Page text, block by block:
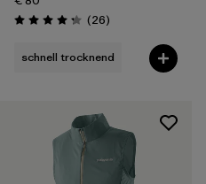
Bewertung: 4.2 / 5
(26Rezensionen
)
schnell trocknend